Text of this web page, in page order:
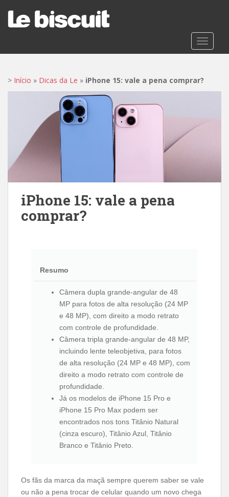
t
> Início » Dicas da Le » iPhone 15: vale a pena comprar?
iPhone 15: vale a pena
comprar?
Resumo
Câmera dupla grande-angular de 48
MP para fotos de alta resolução (24 MP
e 48 MP), com direito a modo retrato
com controle de profundidade.
Câmera tripla grande-angular de 48 MP,
incluindo lente teleobjetiva, para fotos
de alta resolução (24 MP e 48 MP), com
direito a modo retrato com controle de
profundidade.
Já os modelos de iPhone 15 Pro e
iPhone 15 Pro Max podem ser
encontrados nos tons Titânio Natural
(cinza escuro), Titânio Azul, Titânio
Branco e Titânio Preto.
Os fãs da marca da maçã sempre querem saber se vale
ou não a pena trocar de celular quando um novo chega